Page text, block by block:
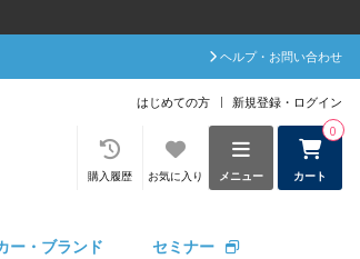
ヘルプ・お問い合わせ
はじめての方 新規登録・ログイン
カート
0
メニュー
お気に入り
購入履歴
ー・ブランド セミナー